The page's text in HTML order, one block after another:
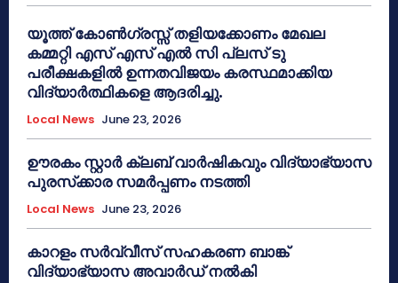
യൂത്ത് കോൺഗ്രസ്സ് തളിയക്കോണം മേഖല
കമ്മറ്റി എസ് എസ് എൽ സി പ്ലസ് ടു
പരീക്ഷകളിൽ ഉന്നതവിജയം കരസ്ഥമാക്കിയ
വിദ്യാർത്ഥികളെ ആദരിച്ചു.
Local News June 23, 2026
ഊരകം സ്റ്റാർ ക്ലബ് വാർഷികവും വിദ്യാഭ്യാസ
പുരസ്‌ക്കാര സമർപ്പണം നടത്തി
Local News June 23, 2026
കാറളം സർവ്വീസ് സഹകരണ ബാങ്ക്
വിദ്യാഭ്യാസ അവാർഡ് നൽകി